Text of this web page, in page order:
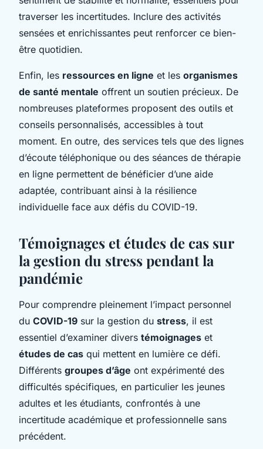
traverser les incertitudes. Inclure des activités
sensées et enrichissantes peut renforcer ce bien-
être quotidien.
Enfin, les ressources en ligne et les organismes
de santé mentale offrent un soutien précieux. De
nombreuses plateformes proposent des outils et
conseils personnalisés, accessibles à tout
moment. En outre, des services tels que des lignes
d’écoute téléphonique ou des séances de thérapie
en ligne permettent de bénéficier d’une aide
adaptée, contribuant ainsi à la résilience
individuelle face aux défis du COVID-19.
Témoignages et études de cas sur
la gestion du stress pendant la
pandémie
Pour comprendre pleinement l’impact personnel
du COVID-19 sur la gestion du stress, il est
essentiel d’examiner divers témoignages et
études de cas qui mettent en lumière ce défi.
Différents groupes d’âge ont expérimenté des
difficultés spécifiques, en particulier les jeunes
adultes et les étudiants, confrontés à une
incertitude académique et professionnelle sans
précédent.